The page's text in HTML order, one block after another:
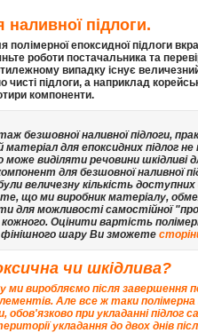
наливної підлоги.
полімерної епоксидної підлоги
роботи постачальника та
випадку існує
чисті підлоги, а наприклад
компоненти.
безшовної наливної підлоги,
для епоксидних підлог не
може виділяти речовини
для безшовної наливної
величезну кількість
що ми виробник матеріалу,
для можливості самостійної
Оцінити вартість
фінішного шару Ви зможете
чи шкідлива?
ми виробляємо після завершення
Але все ж таки
обов'язково при укладанні підлог
укладання до двох днів